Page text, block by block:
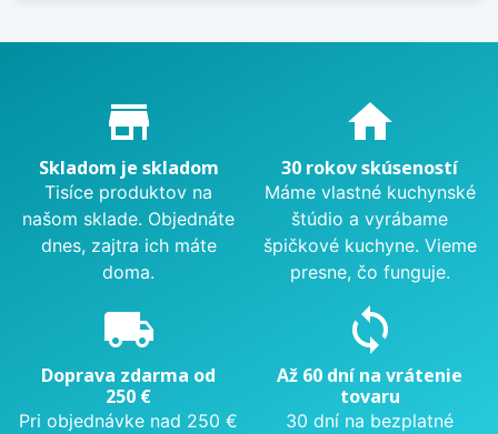
Proč nakupovat u nás?
store_mall_directory
Skladom je skladom
Tisíce produktov na
našom sklade. Objednáte
dnes, zajtra ich máte
doma.
home
30 rokov skúseností
Máme vlastné kuchynské
štúdio a vyrábame
špičkové kuchyne. Vieme
presne, čo funguje.
local_shipping
Doprava zdarma od
250 €
Pri objednávke nad 250 €
sync
Až 60 dní na vrátenie
tovaru
30 dní na bezplatné